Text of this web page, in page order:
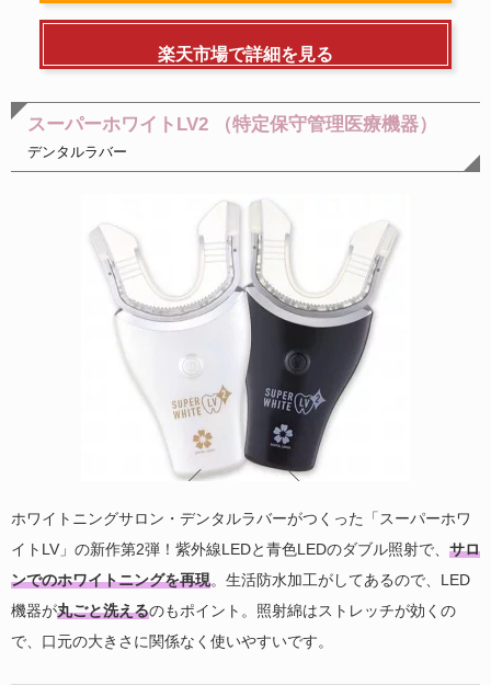
楽天市場で詳細を見る
スーパーホワイトLV2 （特定保守管理医療機器）
デンタルラバー
ホワイトニングサロン・デンタルラバーがつくった「スーパーホワ
イトLV」の新作第2弾！紫外線LEDと青色LEDのダブル照射で、 サロ
ンでのホワイトニングを再現。生活防水加工がしてあるので、LED
機器が丸ごと洗えるのもポイント。照射綿はストレッチが効くの
で、口元の大きさに関係なく使いやすいです。